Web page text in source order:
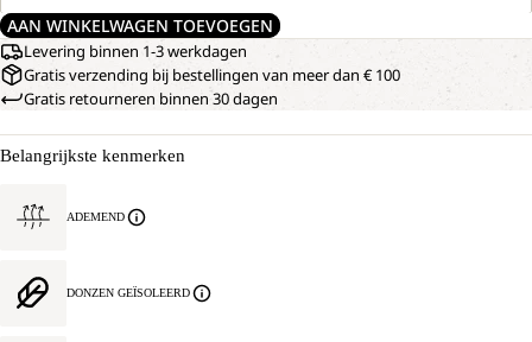
AAN WINKELWAGEN TOEVOEGEN
Levering binnen 1-3 werkdagen
Gratis verzending bij bestellingen van meer dan € 100
Gratis retourneren binnen 30 dagen
Belangrijkste kenmerken
ADEMEND
DONZEN GEÏSOLEERD